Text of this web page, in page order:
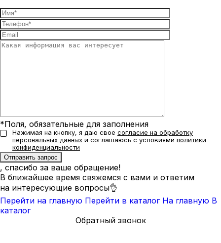
*Поля, обязательные для заполнения
Нажимая на кнопку, я даю свое согласие на обработку
персональных данных и соглашаюсь с условиями политики
конфиденциальности
, спасибо за ваше обращение!
В ближайшее время свяжемся с вами и ответим
на интересующие вопросы👌
Перейти на главную Перейти в каталог На главную В
каталог
Обратный звонок